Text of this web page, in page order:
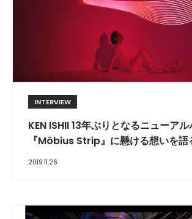
INTERVIEW
KEN ISHII 13年ぶりとなるニューア
『Möbius Strip』に懸ける想いを語
2019.11.26